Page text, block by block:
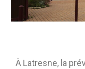
À Latresne, la